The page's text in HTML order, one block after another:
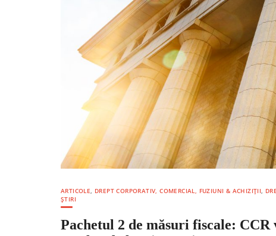
ARTICOLE, DREPT CORPORATIV, COMERCIAL, FUZIUNI & ACHIZIȚII,
ȘTIRI
Pachetul 2 de măsuri fiscale: